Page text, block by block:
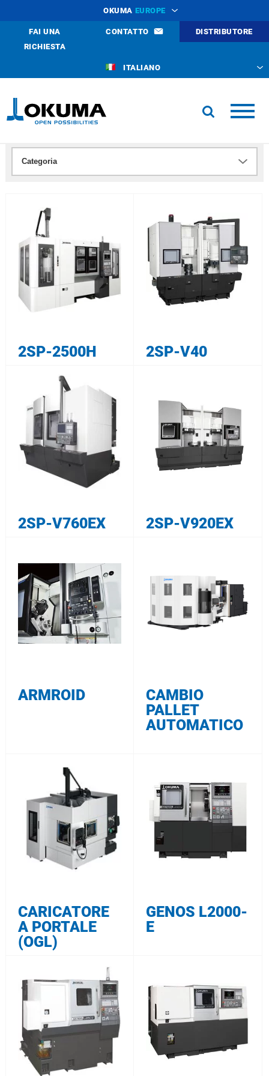
OKUMA EUROPE
FAI UNA
RICHIESTA
CONTATTO DISTRIBUTORE
ITALIANO
2SP-2500H 2SP-V40
2SP-V760EX 2SP-V920EX
ARMROID
CAMBIO
PALLET
AUTOMATICO
CARICATORE
A PORTALE
(OGL)
GENOS L2000-
E